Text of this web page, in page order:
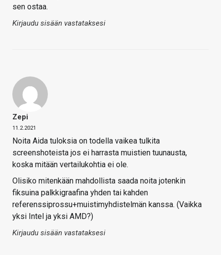
sen ostaa.
Kirjaudu sisään vastataksesi
Zepi
11.2.2021
Noita Aida tuloksia on todella vaikea tulkita
screenshoteista jos ei harrasta muistien tuunausta,
koska mitään vertailukohtia ei ole.
Olisiko mitenkään mahdollista saada noita jotenkin
fiksuina palkkigraafina yhden tai kahden
referenssiprossu+muistimyhdistelmän kanssa. (Vaikka
yksi Intel ja yksi AMD?)
Kirjaudu sisään vastataksesi